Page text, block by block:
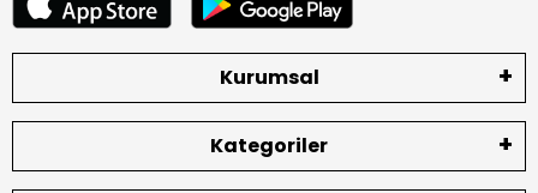
Kurumsal
Kategoriler